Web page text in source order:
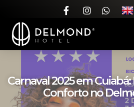
Carnaval 2025 em
Conforto no